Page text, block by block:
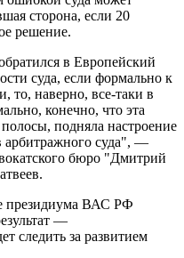
сторона, если 20
решение.
в Европейский
суда, если формально к
то, наверно, все-таки в
конечно, что эта
подняла настроение
арбитражного суда", —
бюро "Дмитрий
президиума ВАС РФ
—
следить за развитием